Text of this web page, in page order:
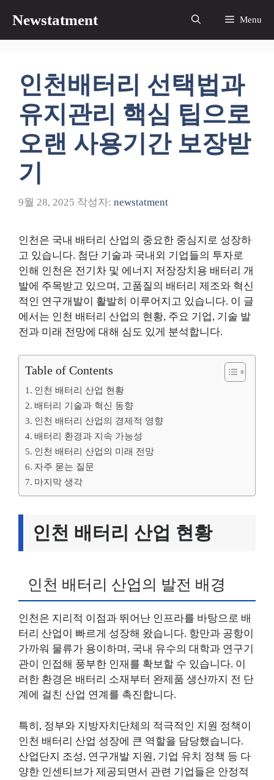
츠
Newstatment Menu
인천배터리 선택법과
유지관리 핵심 팁으로
오랜 사용기간 보장받
기
9월 28, 2025 작성자: newstatment
인천은 국내 배터리 산업의 중요한 중심지로 성장하
고 있습니다. 첨단 기술과 국내외 기업들의 투자로
인해 인천은 전기차 및 에너지 저장장치용 배터리 개
발에 주목받고 있으며, 고품질의 배터리 제조와 혁신
적인 연구개발이 활발히 이루어지고 있습니다. 이 글
에서는 인천 배터리 산업의 현황, 주요 기업, 기술 발
전과 미래 전망에 대해 심도 있게 분석합니다.
Table of Contents
인천 배터리 산업 현황
배터리 기술과 혁신 동향
인천 배터리 산업의 경제적 영향
배터리 환경과 지속 가능성
인천 배터리 산업의 미래 전망
자주 묻는 질문
마지막 생각
인천 배터리 산업 현황
인천 배터리 산업의 발전 배경
인천은 지리적 이점과 뛰어난 인프라를 바탕으로 배
터리 산업이 빠르게 성장해 왔습니다. 항만과 공항이
가까워 물류가 용이하며, 국내 유수의 대학과 연구기
관이 인접해 풍부한 인재를 확보할 수 있습니다. 이
러한 환경은 배터리 소재부터 완제품 생산까지 전 단
계에 걸친 산업 연계를 촉진합니다.
특히, 정부와 지방자치단체의 적극적인 지원 정책이
인천 배터리 산업 성장에 큰 역할을 담당했습니다.
산업단지 조성, 연구개발 지원, 기업 유치 정책 등 다
양한 인센티브가 제공되면서 관련 기업들은 안정적